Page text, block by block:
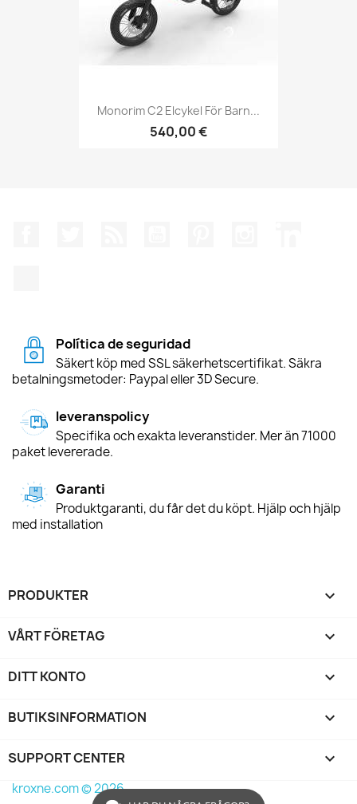
Monorim C2 Elcykel För Barn...
540,00 €
Política de seguridad
Säkert köp med SSL säkerhetscertifikat. Säkra
betalningsmetoder: Paypal eller 3D Secure.
leveranspolicy
Specifika och exakta leveranstider. Mer än 71000
paket levererade.
Garanti
Produktgaranti, du får det du köpt. Hjälp och hjälp
med installation
PRODUKTER 
VÅRT FÖRETAG 
DITT KONTO 
BUTIKSINFORMATION keyboard_arrow_down
SUPPORT CENTER 
kroxne.com © 2026